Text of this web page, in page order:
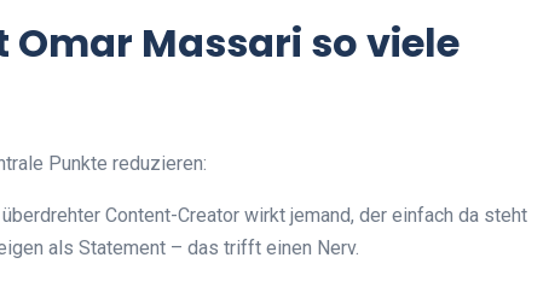
Massari so viele
Punkte reduzieren:
Content-Creator wirkt jemand, der einfach da steht
als Statement – das trifft einen Nerv.